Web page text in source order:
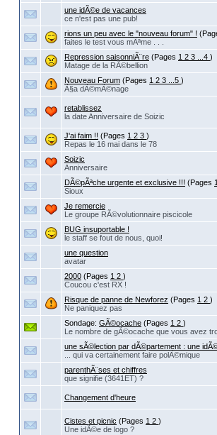
une idÃ©e de vacances
ce n'est pas une pub!
rions un peu avec le "nouveau forum" !
faites le test vous mÃªme . . .
Repression saisonniÃ¨re (Pages 1 2 3 ...4 )
Matage de la RÃ©bellion
Nouveau Forum (Pages 1 2 3 ...5 )
Ã§a dÃ©mÃ©nage
retablissez
la date Anniversaire de Soizic
J'ai faim !! (Pages 1 2 3 )
Repas le 16 mai dans le 78
Soizic
Anniversaire
DÃ©pÃªche urgente et exclusive !!! (Pages
Sioux
Je remercie
Le groupe RÃ©volutionnaire piscicole
BUG insuportable !
le staff se fout de nous, quoi!
une question
avatar
2000 (Pages 1 2 )
Coucou c'est RX !
Risque de panne de Newforez (Pages 1 2 )
Ne paniquez pas
Sondage: GÃ©ocache (Pages 1 2 )
Le nombre de gÃ©ocache que vous avez
une sÃ©lection par dÃ©partement : une
... qui va certainement faire polÃ©mique
parenthÃ¨ses et chiffres
que signifie (3641ET) ?
Changement d'heure
Cistes et picnic (Pages 1 2 )
Une idÃ©e de logo ?